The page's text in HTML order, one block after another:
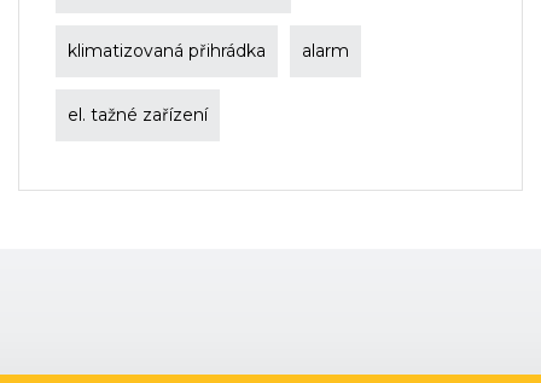
klimatizovaná přihrádka alarm
el. tažné zařízení